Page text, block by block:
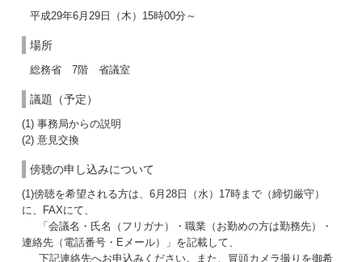
平成29年6月29日（木）15時00分～
場所
総務省 7階 省議室
議題（予定）
(1) 事務局からの説明
(2) 意見交換
傍聴の申し込みについて
(1)傍聴を希望される方は、6月28日（水）17時まで（締切厳守）
に、FAXにて、
「会議名・氏名（フリガナ）・職業（お勤めの方は勤務先）・
連絡先（電話番号・Eメール）」を記載して、
下記連絡先へお申込みください。また、冒頭カメラ撮りを御希